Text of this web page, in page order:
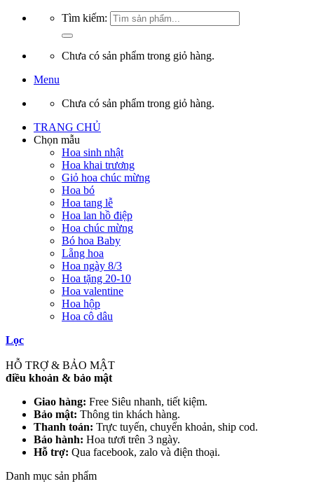
Tìm kiếm:
Chưa có sản phẩm trong giỏ hàng.
Menu
Chưa có sản phẩm trong giỏ hàng.
TRANG CHỦ
Chọn mẫu
Hoa sinh nhật
Hoa khai trương
Giỏ hoa chúc mừng
Hoa bó
Hoa tang lễ
Hoa lan hồ điệp
Hoa chúc mừng
Bó hoa Baby
Lẵng hoa
Hoa ngày 8/3
Hoa tặng 20-10
Hoa valentine
Hoa hộp
Hoa cô dâu
Lọc
HỖ TRỢ & BẢO MẬT
điều khoản & bảo mật
Giao hàng: Free Siêu nhanh, tiết kiệm.
Bảo mật: Thông tin khách hàng.
Thanh toán: Trực tuyến, chuyển khoản, ship cod.
Bảo hành: Hoa tươi trên 3 ngày.
Hỗ trợ: Qua facebook, zalo và điện thoại.
Danh mục sản phẩm